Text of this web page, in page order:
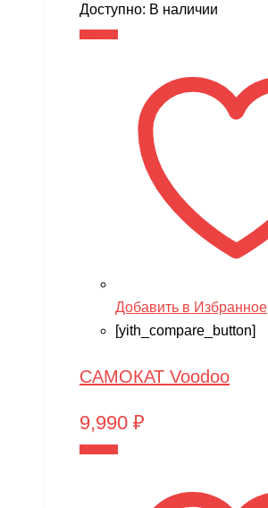
Доступно: В наличии
Добавить в Избранное
[yith_compare_button]
САМОКАТ Voodoo
9,990 ₽